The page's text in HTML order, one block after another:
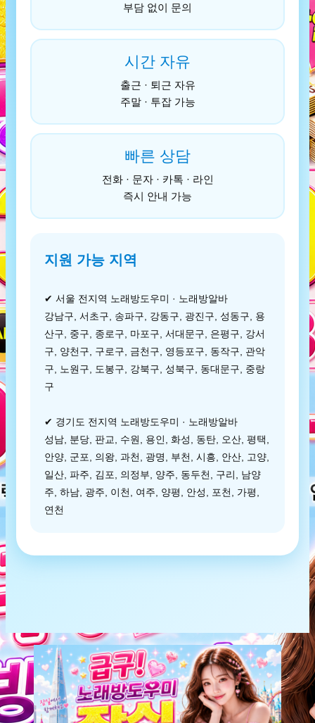
부담 없이 문의
시간 자유
출근 · 퇴근 자유
주말 · 투잡 가능
빠른 상담
전화 · 문자 · 카톡 · 라인
즉시 안내 가능
지원 가능 지역
✔ 서울 전지역 노래방도우미 · 노래방알바
강남구, 서초구, 송파구, 강동구, 광진구, 성동구, 용
산구, 중구, 종로구, 마포구, 서대문구, 은평구, 강서
구, 양천구, 구로구, 금천구, 영등포구, 동작구, 관악
구, 노원구, 도봉구, 강북구, 성북구, 동대문구, 중랑
구
✔ 경기도 전지역 노래방도우미 · 노래방알바
성남, 분당, 판교, 수원, 용인, 화성, 동탄, 오산, 평택,
안양, 군포, 의왕, 과천, 광명, 부천, 시흥, 안산, 고양,
일산, 파주, 김포, 의정부, 양주, 동두천, 구리, 남양
주, 하남, 광주, 이천, 여주, 양평, 안성, 포천, 가평,
연천